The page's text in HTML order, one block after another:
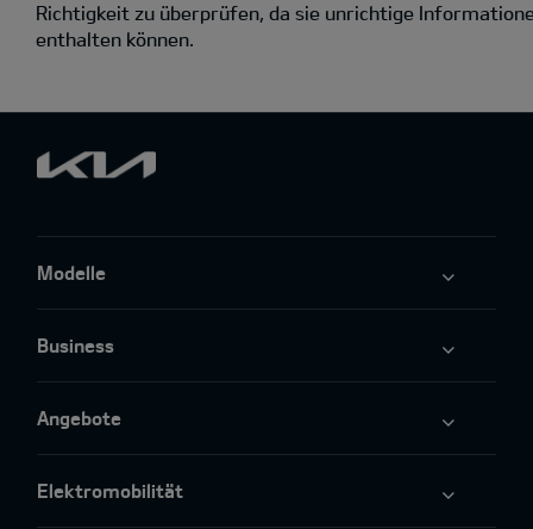
Richtigkeit zu überprüfen, da sie unrichtige
enthalten können.
Modelle
Business
Angebote
Elektromobilität